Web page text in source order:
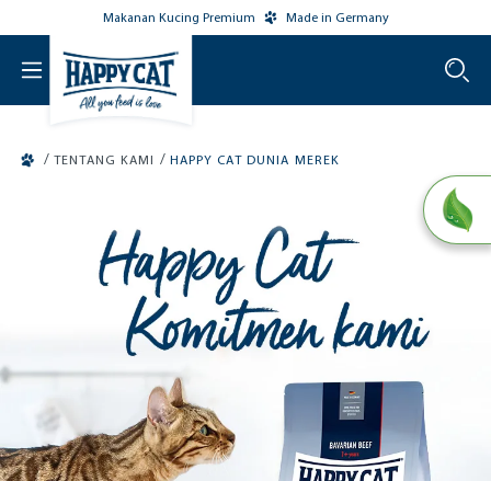
main contentMakanan Kucing Premium Made in Germany
/ TENTANG KAMI / HAPPY CAT DUNIA MEREK